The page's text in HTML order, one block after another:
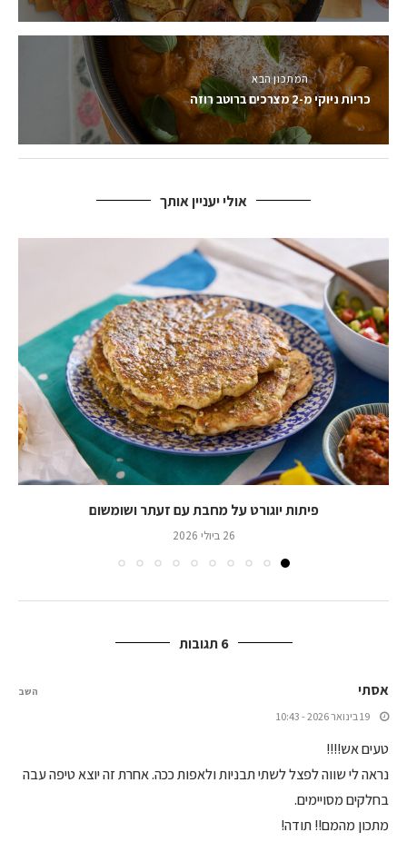
המתכון הבא
כריות ניוקי מ-2 מצרכים ברוטב רוזה
אולי יעניין אותך
פיתות יוגורט על מחבת עם זעתר ושומשום
26 ביולי 2026
6 תגובות
אסתי
19 בינואר 2026 - 10:43
טעים אש!!!!
נראה לי שווה לפצל לשתי תבניות ולאפות ככה. אחרת זה יוצא טיפה עבה
בחלקים מסויימים.
מתכון מהמם!! תודה!
השב